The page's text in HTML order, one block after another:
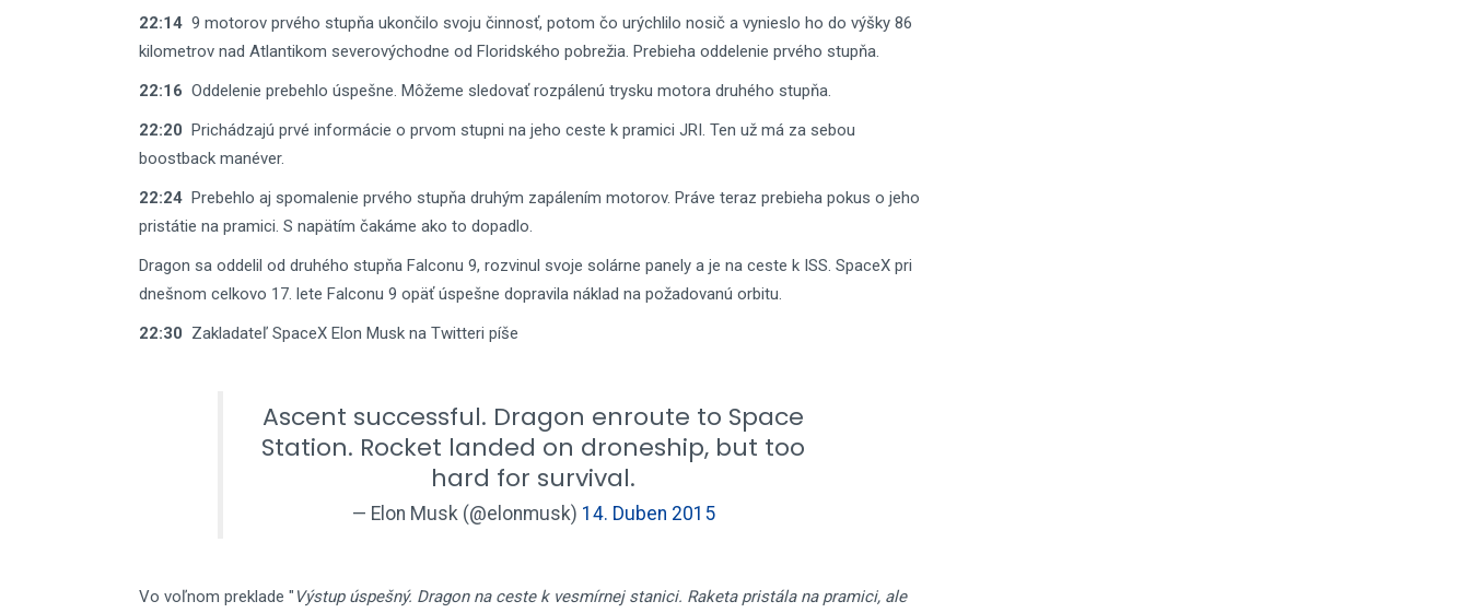
22:14 9 motorov prvého stupňa ukončilo svoju činnosť, potom čo urýchlilo nosič a vynieslo ho do výšky 86
kilometrov nad Atlantikom severovýchodne od Floridského pobrežia. Prebieha oddelenie prvého stupňa.
22:16 Oddelenie prebehlo úspešne. Môžeme sledovať rozpálenú trysku motora druhého stupňa.
22:20 Prichádzajú prvé informácie o prvom stupni na jeho ceste k pramici JRI. Ten už má za sebou
boostback manéver.
22:24 Prebehlo aj spomalenie prvého stupňa druhým zapálením motorov. Práve teraz prebieha pokus o jeho
pristátie na pramici. S napätím čakáme ako to dopadlo.
Dragon sa oddelil od druhého stupňa Falconu 9, rozvinul svoje solárne panely a je na ceste k ISS. SpaceX pri
dnešnom celkovo 17. lete Falconu 9 opäť úspešne dopravila náklad na požadovanú orbitu.
22:30 Zakladateľ SpaceX Elon Musk na Twitteri píše
Ascent successful. Dragon enroute to Space
Station. Rocket landed on droneship, but too
hard for survival.
— Elon Musk (@elonmusk) 14. Duben 2015
Vo voľnom preklade " Výstup úspešný. Dragon na ceste k vesmírnej stanici. Raketa pristála na pramici, ale